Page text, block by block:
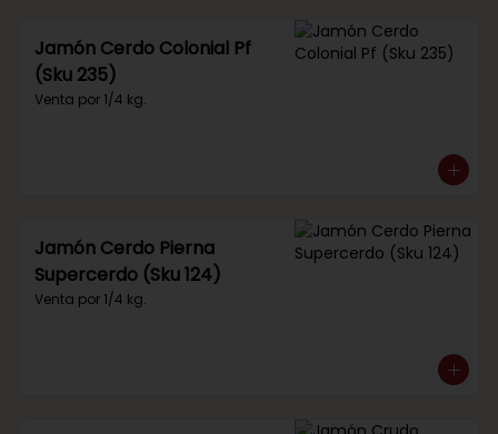
Jamón Cerdo Colonial Pf
(Sku 235)
Venta por 1/4 kg.
Jamón Cerdo Pierna
Supercerdo (Sku 124)
Venta por 1/4 kg.